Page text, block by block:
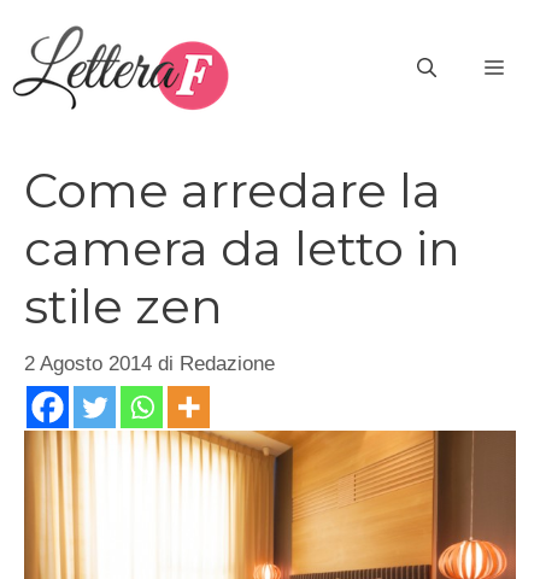
contenuto
Come arredare la
camera da letto in
stile zen
2 Agosto 2014 di Redazione